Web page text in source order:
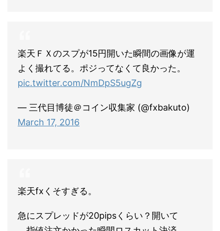
楽天ＦＸのスプが15円開いた瞬間の画像が運
よく撮れてる。ポジってなくて良かった。
pic.twitter.com/NmDpS5ugZg
— 三代目博徒＠コイン収集家 (@fxbakuto)
March 17, 2016
楽天fxくそすぎる。
急にスプレッドが20pipsくらい？開いて